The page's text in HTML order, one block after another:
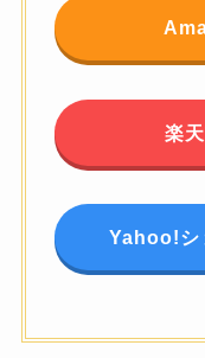
楽
Yahoo!シ